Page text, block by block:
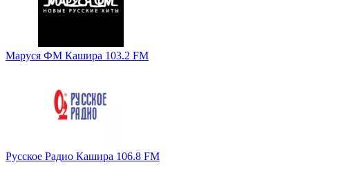
Маруся ФМ Кашира 103.2 FM
Русское Радио Кашира 106.8 FM